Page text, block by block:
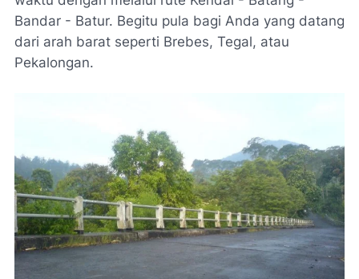
Bandar - Batur. Begitu pula bagi Anda yang datang
dari arah barat seperti Brebes, Tegal, atau
Pekalongan.